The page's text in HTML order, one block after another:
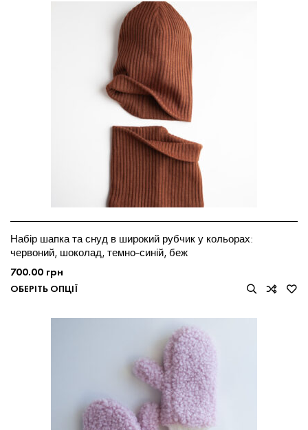
Набір шапка та снуд в широкий рубчик у кольорах:
червоний, шоколад, темно-синій, беж
700.00 грн
ОБЕРІТЬ ОПЦІЇ